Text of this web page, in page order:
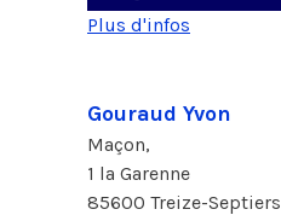
Plus d'infos
Gouraud Yvon
Maçon,
1 la Garenne
85600 Treize-Septiers